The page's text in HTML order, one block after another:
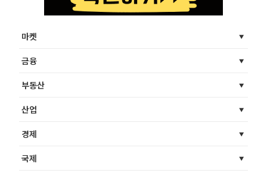
마켓
금융
부동산
산업
경제
국제